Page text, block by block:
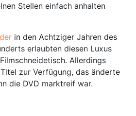
Stellen einfach anhalten
in den Achtziger Jahren des
erlaubten diesen Luxus
Allerdings
zur Verfügung, das änderte
die DVD marktreif war.